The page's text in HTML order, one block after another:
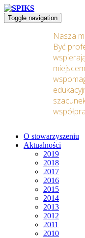
Toggle navigation
Nasza
Być
O stowarzyszeniu
Aktualności
2019
2018
2017
2016
2015
2014
2013
2012
2011
2010